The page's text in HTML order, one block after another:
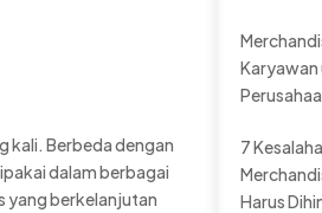
kali. Berbeda dengan
dalam berbagai
yang berkelanjutan
7
Harus